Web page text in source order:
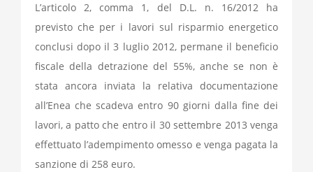
L’articolo 2, comma 1, del D.L. n. 16/2012 ha
previsto che per i lavori sul risparmio energetico
conclusi dopo il 3 luglio 2012, permane il beneficio
fiscale della detrazione del 55%, anche se non è
stata ancora inviata la relativa documentazione
all’Enea che scadeva entro 90 giorni dalla fine dei
lavori, a patto che entro il 30 settembre 2013 venga
effettuato l’adempimento omesso e venga pagata la
sanzione di 258 euro.